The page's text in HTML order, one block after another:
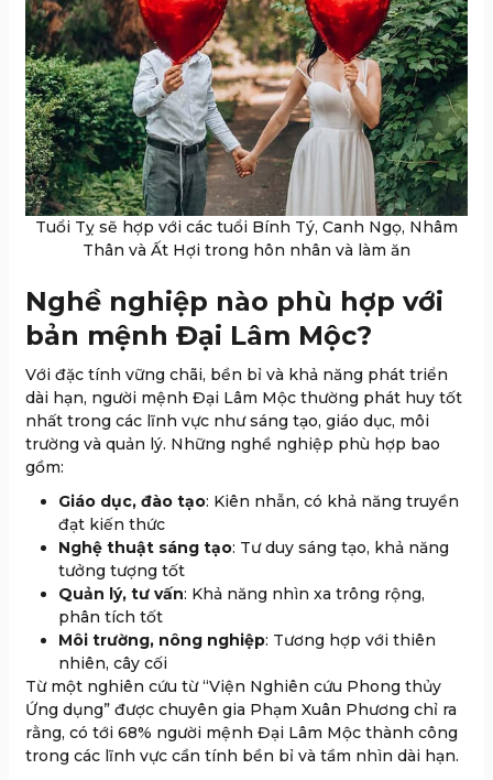
Tuổi Tỵ sẽ hợp với các tuổi Bính Tý, Canh Ngọ, Nhâm
Thân và Ất Hợi trong hôn nhân và làm ăn
Nghề nghiệp nào phù hợp với
bản mệnh Đại Lâm Mộc?
Với đặc tính vững chãi, bền bỉ và khả năng phát triển
dài hạn, người mệnh Đại Lâm Mộc thường phát huy tốt
nhất trong các lĩnh vực như sáng tạo, giáo dục, môi
trường và quản lý. Những nghề nghiệp phù hợp bao
gồm:
Giáo dục, đào tạo: Kiên nhẫn, có khả năng truyền
đạt kiến thức
Nghệ thuật sáng tạo: Tư duy sáng tạo, khả năng
tưởng tượng tốt
Quản lý, tư vấn: Khả năng nhìn xa trông rộng,
phân tích tốt
Môi trường, nông nghiệp: Tương hợp với thiên
nhiên, cây cối
Từ một nghiên cứu từ “Viện Nghiên cứu Phong thủy
Ứng dụng” được chuyên gia Phạm Xuân Phương chỉ ra
rằng, có tới 68% người mệnh Đại Lâm Mộc thành công
trong các lĩnh vực cần tính bền bỉ và tầm nhìn dài hạn.